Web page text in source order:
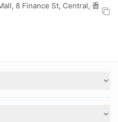
8 Finance St, Central, 香